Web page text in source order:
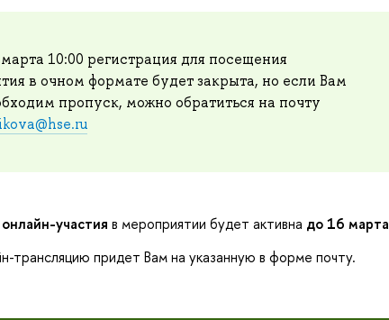
10:00 регистрация для посещения
в очном формате будет закрыта, но если Вам
пропуск, можно обратиться на почту
онлайн-участия в мероприятии будет активна до 16
трансляцию придет Вам на указанную в форме почту.